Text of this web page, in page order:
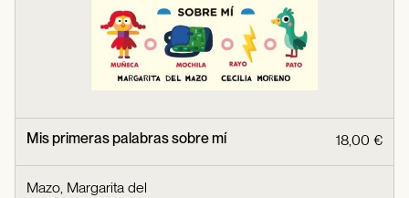
Mis primeras palabras sobre mí 18,00 €
Mazo, Margarita del